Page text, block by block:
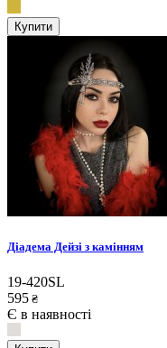
Купити
Діадема Дейзі з камінням
19-420SL
595 ₴
Є в наявності